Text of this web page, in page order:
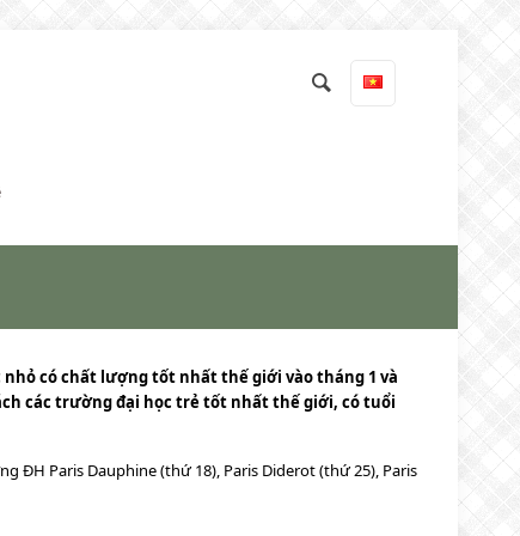
có chất lượng tốt nhất thế giới vào tháng 1 và
các trường đại học trẻ tốt nhất thế giới, có tuổi
ĐH Paris Dauphine (thứ 18), Paris Diderot (thứ 25), Paris